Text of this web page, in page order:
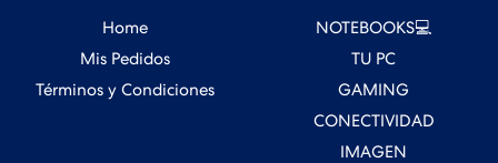
Home
Mis Pedidos
Términos y Condiciones
NOTEBOOKS💻
TU PC
GAMING
CONECTIVIDAD
IMAGEN